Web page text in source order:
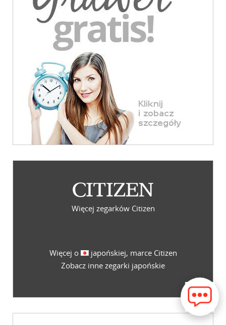
Więcej zegarków Citizen
Więcej o
japońskiej, marce Citizen
Zobacz inne zegarki japońskie